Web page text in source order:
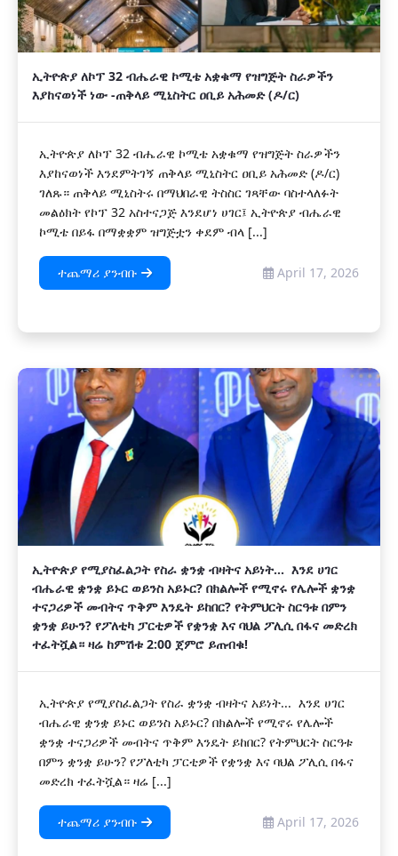
ኢትዮጵያ ለኮፕ 32 ብሔራዊ ኮሚቴ አቋቁማ የዝግጅት ስራዎችን
እያከናወነች ነው -ጠቅላይ ሚኒስትር ዐቢይ አሕመድ (ዶ/ር)
ኢትዮጵያ ለኮፕ 32 ብሔራዊ ኮሚቴ አቋቁማ የዝግጅት ስራዎችን
እያከናወነች እንደምትገኝ ጠቅላይ ሚኒስትር ዐቢይ አሕመድ (ዶ/ር)
ገለጹ። ጠቅላይ ሚኒስትሩ በማህበራዊ ትስስር ገጻቸው ባስተላለፉት
መልዕክት የኮፕ 32 አስተናጋጅ እንደሆነ ሀገር፤ ኢትዮጵያ ብሔራዊ
ኮሚቴ በይፋ በማቋቋም ዝግጅቷን ቀደም ብላ [...]
ተጨማሪ ያንብቡ April 17, 2026
ኢትዮጵያ የሚያስፈልጋት የስራ ቋንቋ ብዛትና አይነት... ‎ እንደ ሀገር
ብሔራዊ ቋንቋ ይኑር ወይንስ አይኑር? በክልሎች የሚኖሩ የሌሎች ቋንቋ
ተናጋሪዎች መብትና ጥቅም እንዴት ይከበር? የትምህርት ስርዓቱ በምን
ቋንቋ ይሁን? ‎የፖለቲካ ፓርቲዎች የቋንቋ እና ባህል ፖሊሲ ‎በፋና መድረክ
ተፈትሿል። ‎ዛሬ ከምሽቱ 2:00 ጀምሮ ይጠብቁ!
ኢትዮጵያ የሚያስፈልጋት የስራ ቋንቋ ብዛትና አይነት... ‎ እንደ ሀገር
ብሔራዊ ቋንቋ ይኑር ወይንስ አይኑር? በክልሎች የሚኖሩ የሌሎች
ቋንቋ ተናጋሪዎች መብትና ጥቅም እንዴት ይከበር? የትምህርት ስርዓቱ
በምን ቋንቋ ይሁን? ‎የፖለቲካ ፓርቲዎች የቋንቋ እና ባህል ፖሊሲ ‎በፋና
መድረክ ተፈትሿል። ‎ዛሬ [...]
ተጨማሪ ያንብቡ April 17, 2026